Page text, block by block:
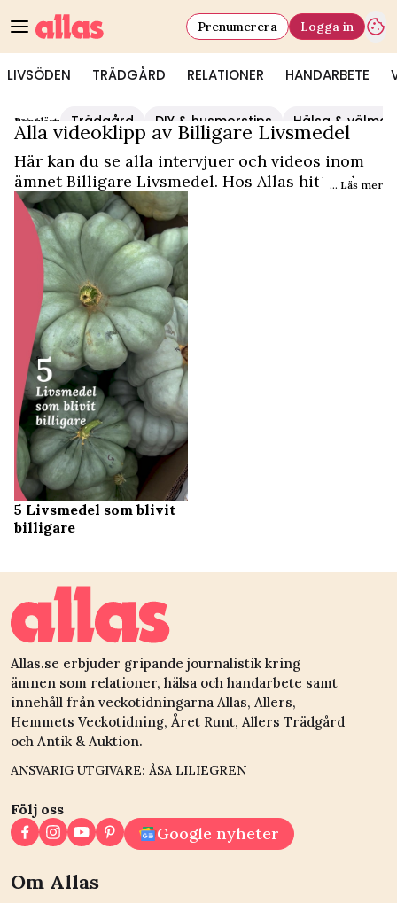
LIVSÖDEN TRÄDGÅRD RELATIONER HANDARBETE
Prenumerera Logga in
Populärt: Trädgård DIY & husmorstips Hälsa &
Video Start/Billigare Livsmedel
Alla videoklipp av Billigare Livsmedel
Här kan du se alla intervjuer och videos inom
ämnet Billigare Livsmedel. Hos Allas hittar du
det och mycket mer.
... Läs mer
5 Livsmedel som blivit
billigare
Allas.se erbjuder gripande journalistik kring
ämnen som relationer, hälsa och handarbete samt
innehåll från veckotidningarna Allas, Allers,
Hemmets Veckotidning, Året Runt, Allers Trädgård
och Antik & Auktion.
ANSVARIG UTGIVARE: ÅSA LILIEGREN
Följ oss
Google nyheter
Om Allas